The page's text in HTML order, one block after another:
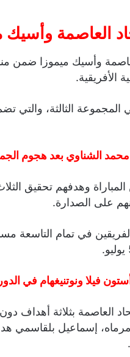
العاصمة وأسيك
وأسيك ميموزا ضمن
الأفريقية.
المجموعة الثالثة، والتي
الشناوي بعد هجوم
وهدفهم تحقيق
على الصدارة.
في تمام التاسعة
فيلا ونوتنيغهام في
العاصمة بثلاثة